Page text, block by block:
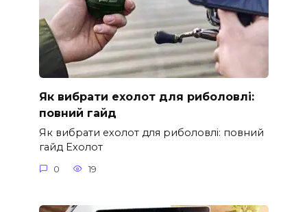
Як вибрати ехолот для риболовлі:
повний гайд
Як вибрати ехолот для риболовлі: повний
гайд Ехолот
0 19